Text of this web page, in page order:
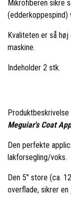
Mikrofiberen sikre
(edderkoppespind)
Kvaliteten er så
maskine.
Indeholder 2 stk.
Produktbeskrivelse
Meguiar's Coat
Den perfekte
lakforsegling/voks.
Den 5" store (ca.
overflade, sikrer